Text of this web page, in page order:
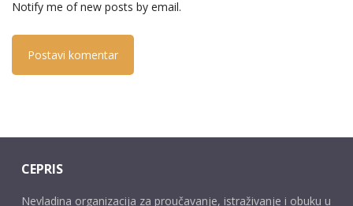
Notify me of new posts by email.
CEPRIS
Nevladina organizacija za proučavanje, istraživanje i obuku u